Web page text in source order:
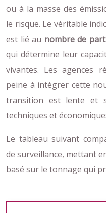
ou à la masse des
le risque. Le véritable
est lié au nombre de
qui détermine leur
vivantes. Les agences
peine à intégrer cette
transition est lente et
techniques et
Le tableau suivant
de surveillance, mettant
basé sur le tonnage qui